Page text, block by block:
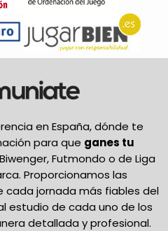
en España, dónde te
para que ganes tu
Futmondo o de Liga
Proporcionamos las
cada jornada más fiables del
estudio de cada uno de los
detallada y profesional.